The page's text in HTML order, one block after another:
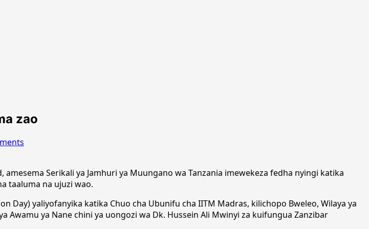
zao
Serikali ya Jamhuri ya Muungano wa Tanzania imewekeza fedha nyingi katika
taaluma na ujuzi wao.
Day) yaliyofanyika katika Chuo cha Ubunifu cha IITM Madras, kilichopo Bweleo, Wilaya ya
Awamu ya Nane chini ya uongozi wa Dk. Hussein Ali Mwinyi za kuifungua Zanzibar